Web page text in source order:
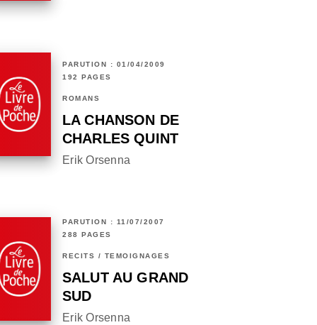
PARUTION : 01/04/2009
192 PAGES
ROMANS
LA CHANSON DE
CHARLES QUINT
Erik Orsenna
PARUTION : 11/07/2007
288 PAGES
RÉCITS / TÉMOIGNAGES
SALUT AU GRAND
SUD
Erik Orsenna